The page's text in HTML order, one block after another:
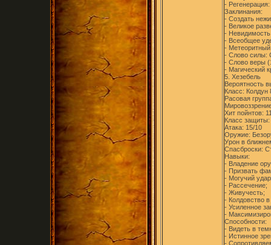
-
Заклинания:
- Создать
- Великое
-
- Всеобщее
-
- Слово силы:
- Слово веры
- Магический
5. Хезебель
Вероятность
Класс: Колдун
Расовая
Хит пойнтов:
Класс защиты:
Атака: 15/10
Оружие:
Урон в
Спасброски:
Навыки:
- Владение
- Призвать
- Могучий
- Рассечение;
- Живучесть;
- Колдовство
- Усиленное
-
Способности:
- Видеть в
- Истинное
-